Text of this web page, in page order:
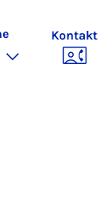
Kontakt